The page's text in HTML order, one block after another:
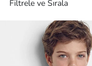
Filtrele ve Sırala